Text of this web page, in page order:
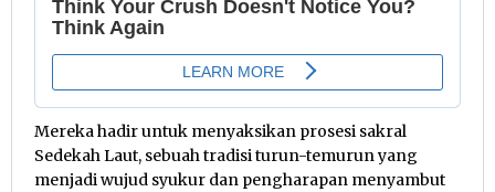
Mereka hadir untuk menyaksikan prosesi sakral
Sedekah Laut, sebuah tradisi turun-temurun yang
menjadi wujud syukur dan pengharapan menyambut